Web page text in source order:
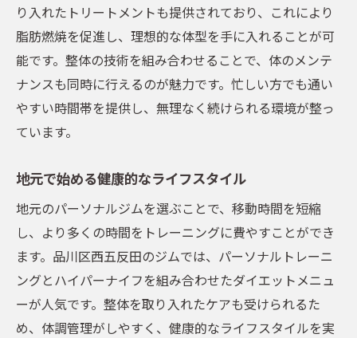
り入れたトリートメントも提供されており、これにより
脂肪燃焼を促進し、理想的な体型を手に入れることが可
能です。整体の技術を組み合わせることで、体のメンテ
ナンスも同時に行えるのが魅力です。忙しい方でも通い
やすい時間帯を提供し、無理なく続けられる環境が整っ
ています。
地元で始める健康的なライフスタイル
地元のパーソナルジムを選ぶことで、移動時間を短縮
し、より多くの時間をトレーニングに費やすことができ
ます。品川区西五反田のジムでは、パーソナルトレーニ
ングとハイパーナイフを組み合わせたダイエットメニュ
ーが人気です。整体を取り入れたケアも受けられるた
め、体調管理がしやすく、健康的なライフスタイルを実